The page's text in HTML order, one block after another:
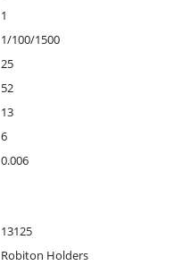
1
1/100/1500
25
52
13
6
0.006
13125
Robiton Holders